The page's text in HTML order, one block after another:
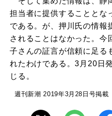
担当者に提供することとな
である。が、押川氏の情報
されることはなかった。今
子さんの証言が信頼に足る
れたわけである。3月20日
じる。
週刊新潮 2019年3月28日号掲載